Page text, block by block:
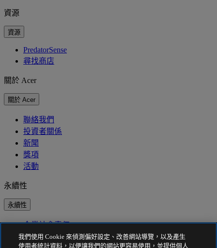
資源
資源
PredatorSense
尋找商店
關於 Acer
關於 Acer
聯絡我們
投資者關係
新聞
獎項
活動
永續性
永續性
企業社會責任
產品碳足跡
Project Humanity
我們使用 Cookie 來偵測偏好設定、改善網站導覽，以及產生
使用者統計資料，以便讓我們的網站更容易使用，並提供個人